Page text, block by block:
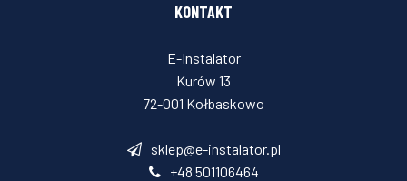
KONTAKT
E-Instalator
Kurów 13
72-001 Kołbaskowo
sklep@e-instalator.pl
+48 501106464